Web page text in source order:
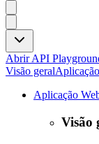
Abrir API
Visão geral
Aplicação
Visão